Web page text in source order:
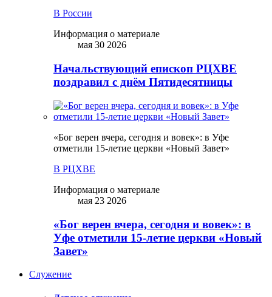
В России
Информация о материале
мая 30 2026
Начальствующий епископ РЦХВЕ
поздравил с днём Пятидесятницы
«Бог верен вчера, сегодня и вовек»: в Уфе
отметили 15-летие церкви «Новый Завет»
В РЦХВЕ
Информация о материале
мая 23 2026
«Бог верен вчера, сегодня и вовек»: в
Уфе отметили 15-летие церкви «Новый
Завет»
Служение